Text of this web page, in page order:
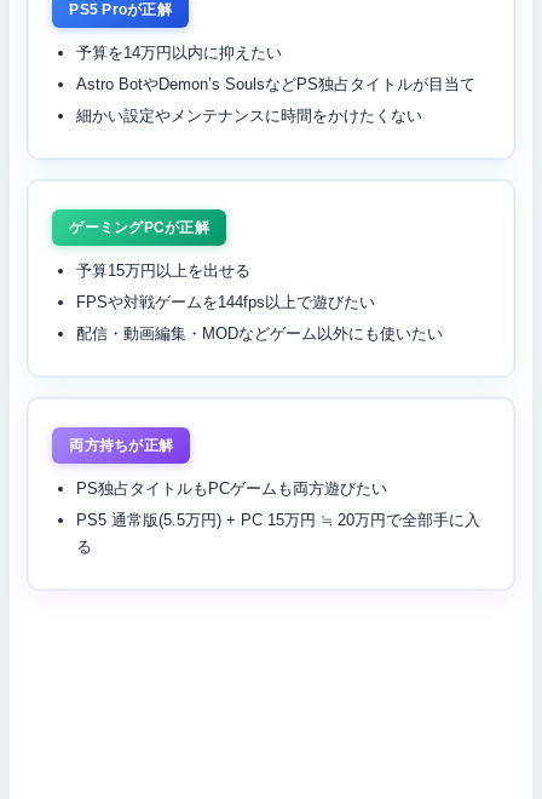
PS5 Proが正解
予算を14万円以内に抑えたい
Astro BotやDemon’s SoulsなどPS独占タイトルが目当て
細かい設定やメンテナンスに時間をかけたくない
ゲーミングPCが正解
予算15万円以上を出せる
FPSや対戦ゲームを144fps以上で遊びたい
配信・動画編集・MODなどゲーム以外にも使いたい
両方持ちが正解
PS独占タイトルもPCゲームも両方遊びたい
PS5 通常版(5.5万円) + PC 15万円 ≒ 20万円で全部手に入
る